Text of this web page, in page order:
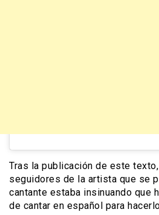
Tras la publicación de este
seguidores de la artista que se
cantante estaba insinuando que
de cantar en español para